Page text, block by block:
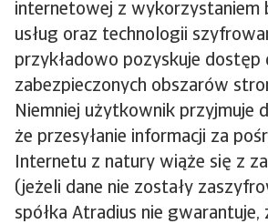
internetowej z wykorzystaniem
usług oraz technologii
przykładowo pozyskuje dostęp
zabezpieczonych obszarów
Niemniej użytkownik przyjmuje
że przesyłanie informacji za
Internetu z natury wiąże się z
(jeżeli dane nie zostały
spółka Atradius nie gwarantuje,